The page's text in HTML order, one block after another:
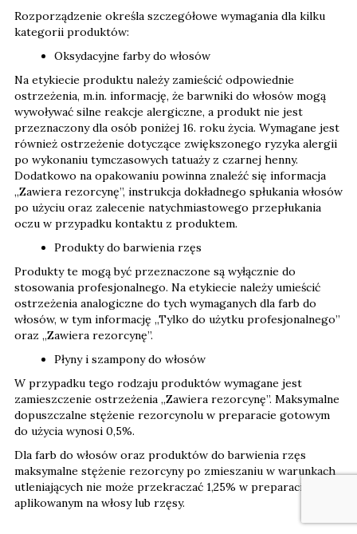
Rozporządzenie określa szczegółowe wymagania dla kilku
kategorii produktów:
Oksydacyjne farby do włosów
Na etykiecie produktu należy zamieścić odpowiednie
ostrzeżenia, m.in. informację, że barwniki do włosów mogą
wywoływać silne reakcje alergiczne, a produkt nie jest
przeznaczony dla osób poniżej 16. roku życia. Wymagane jest
również ostrzeżenie dotyczące zwiększonego ryzyka alergii
po wykonaniu tymczasowych tatuaży z czarnej henny.
Dodatkowo na opakowaniu powinna znaleźć się informacja
„Zawiera rezorcynę”, instrukcja dokładnego spłukania włosów
po użyciu oraz zalecenie natychmiastowego przepłukania
oczu w przypadku kontaktu z produktem.
Produkty do barwienia rzęs
Produkty te mogą być przeznaczone są wyłącznie do
stosowania profesjonalnego. Na etykiecie należy umieścić
ostrzeżenia analogiczne do tych wymaganych dla farb do
włosów, w tym informację „Tylko do użytku profesjonalnego”
oraz „Zawiera rezorcynę”.
Płyny i szampony do włosów
W przypadku tego rodzaju produktów wymagane jest
zamieszczenie ostrzeżenia „Zawiera rezorcynę”. Maksymalne
dopuszczalne stężenie rezorcynolu w preparacie gotowym
do użycia wynosi 0,5%.
Dla farb do włosów oraz produktów do barwienia rzęs
maksymalne stężenie rezorcyny po zmieszaniu w warunkach
utleniających nie może przekraczać 1,25% w preparacie
aplikowanym na włosy lub rzęsy.